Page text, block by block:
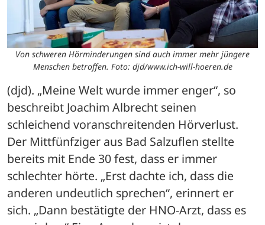
Von schweren Hörminderungen sind auch immer mehr jüngere
Menschen betroffen. Foto: djd/www.ich-will-hoeren.de
(djd). „Meine Welt wurde immer enger“, so
beschreibt Joachim Albrecht seinen
schleichend voranschreitenden Hörverlust.
Der Mittfünfziger aus Bad Salzuflen stellte
bereits mit Ende 30 fest, dass er immer
schlechter hörte. „Erst dachte ich, dass die
anderen undeutlich sprechen“, erinnert er
sich. „Dann bestätigte der HNO-Arzt, dass es